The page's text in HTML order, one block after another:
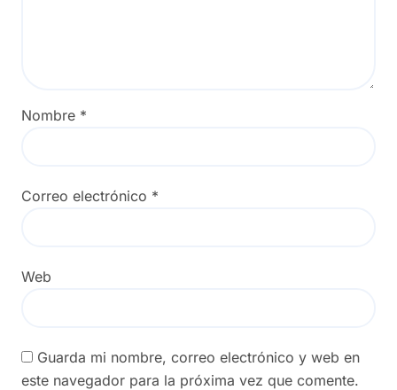
Nombre *
Correo electrónico *
Web
Guarda mi nombre, correo electrónico y web en
este navegador para la próxima vez que comente.